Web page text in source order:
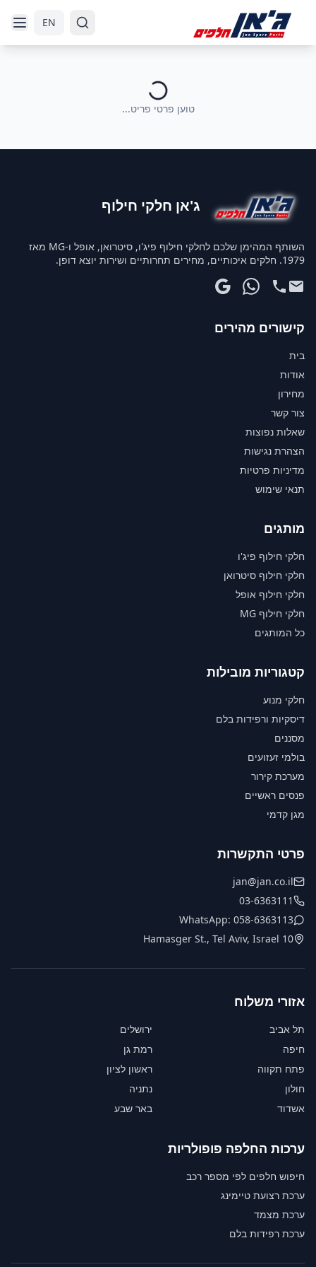
EN
טוען פרטי פריט...
ג'אן חלקי חילוף
השותף המהימן שלכם לחלקי חילוף פיג'ו, סיטרואן, אופל ו-MG מאז
1979. חלקים איכותיים, מחירים תחרותיים ושירות יוצא דופן.
קישורים מהירים
בית
אודות
מחירון
צור קשר
שאלות נפוצות
הצהרת נגישות
מדיניות פרטיות
תנאי שימוש
מותגים
חלקי חילוף פיג'ו
חלקי חילוף סיטרואן
חלקי חילוף אופל
חלקי חילוף MG
כל המותגים
קטגוריות מובילות
חלקי מנוע
דיסקיות ורפידות בלם
מסננים
בולמי זעזועים
מערכת קירור
פנסים ראשיים
מגן קדמי
פרטי התקשרות
jan@jan.co.il
03-6363111
WhatsApp: 058-6363113
10 Hamasger St., Tel Aviv, Israel
אזורי משלוח
תל אביב
ירושלים
חיפה
רמת גן
פתח תקווה
ראשון לציון
חולון
נתניה
אשדוד
באר שבע
ערכות החלפה פופולריות
חיפוש חלפים לפי מספר רכב
ערכת רצועת טיימינג
ערכת מצמד
ערכת רפידות בלם